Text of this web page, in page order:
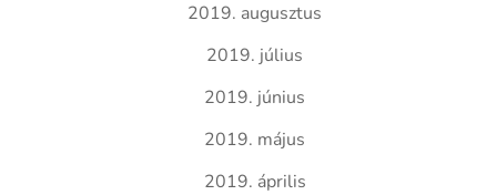
2019. augusztus
2019. július
2019. június
2019. május
2019. április